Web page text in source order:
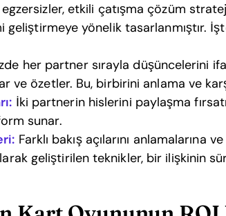
etkili çatışma çözüm
geliştirmeye yönelik tasarlanmıştır.
her partner sırayla düşüncelerini
özetler. Bu, birbirini anlama ve
İki partnerin hislerini paylaşma
sunar.
Farklı bakış açılarını anlamalarına
geliştirilen teknikler, bir ilişkinin